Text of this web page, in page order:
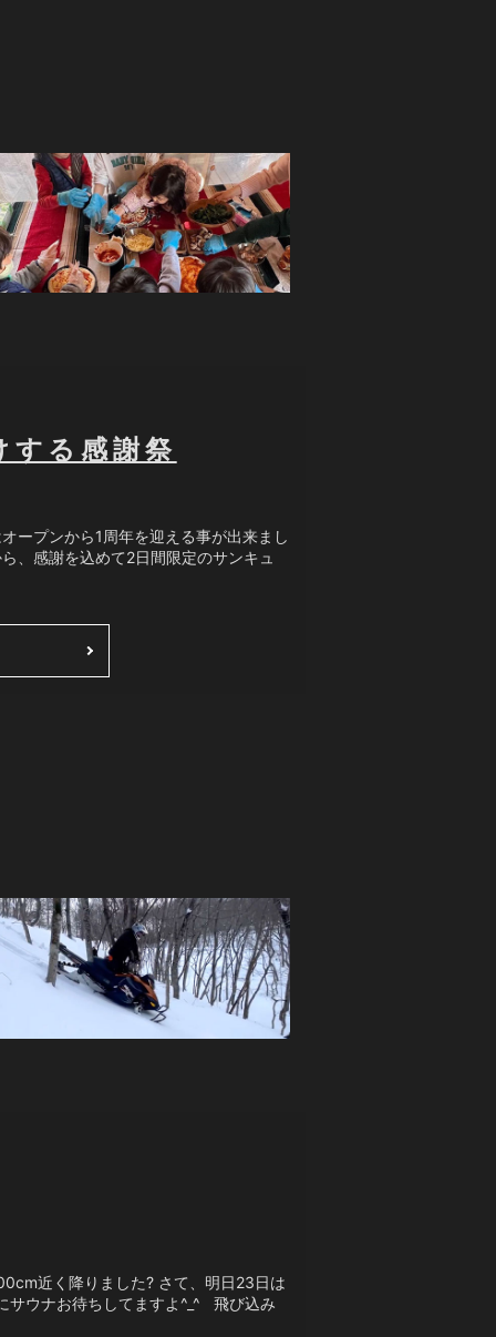
る感謝祭
ープンから1周年を迎える事が出来まし
、感謝を込めて2日間限定のサンキュ
近く降りました? さて、明日23日は
サウナお待ちしてますよ^_^ 飛び込み